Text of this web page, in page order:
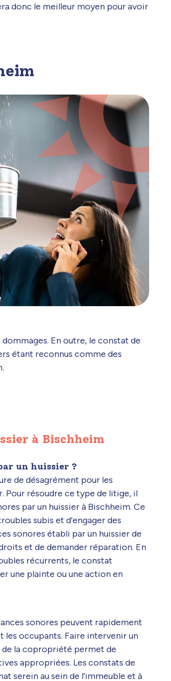
donc le meilleur moyen pour avoir
En outre, le constat de
étant reconnus comme des
à Bischheim
un huissier ?
de désagrément pour les
Pour résoudre ce type de litige, il
par un huissier à Bischheim. Ce
subis et d'engager des
sonores établi par un huissier de
et de demander réparation. En
récurrents, le constat
une plainte ou une action en
sonores peuvent rapidement
occupants. Faire intervenir un
de la copropriété permet de
appropriées. Les constats de
serein au sein de l'immeuble et à